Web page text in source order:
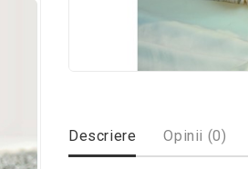
Descriere Opinii (0)